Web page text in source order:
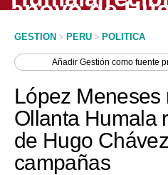
Economía
Mercados
Perú
GESTION > PERU > POLITICA
AñadirGestión como fuente
López Meneses
Ollanta Humala
de Hugo
campañas